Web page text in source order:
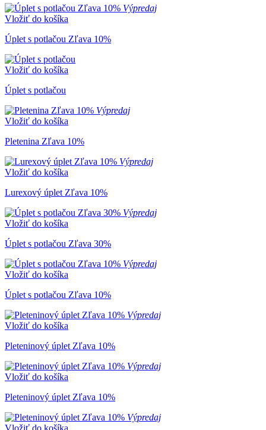
Výpredaj
Vložiť do košíka
Úplet s potlačou Zľava 10%
Vložiť do košíka
Úplet s potlačou
Výpredaj
Vložiť do košíka
Pletenina Zľava 10%
Výpredaj
Vložiť do košíka
Lurexový úplet Zľava 10%
Výpredaj
Vložiť do košíka
Úplet s potlačou Zľava 30%
Výpredaj
Vložiť do košíka
Úplet s potlačou Zľava 10%
Výpredaj
Vložiť do košíka
Pleteninový úplet Zľava 10%
Výpredaj
Vložiť do košíka
Pleteninový úplet Zľava 10%
Výpredaj